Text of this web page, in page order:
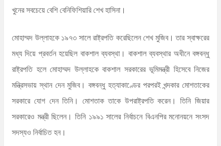
খুনের সবচেয়ে বেশি বেনিফিশিয়ারি শেখ হাসিনা।
মোহাম্মদ উল্লাহকে ১৯৭৩ সালে রাষ্ট্রপতি করেছিলেন শেখ মুজিব। তার স্বাক্ষরের
মধ্য দিয়ে প্রবর্তন হয়েছিল বাকশাল ব্যবস্থা। বাকশাল ব্যবস্থার অধীনে বঙ্গবন্ধু
রাষ্ট্রপতি হলে মোহাম্মদ উল্লাহকে বাকশাল সরকারের ভূমিমন্ত্রী হিসেবে নিজের
মন্ত্রিসভায় স্থান দেন মুজিব। বঙ্গবন্ধু হত্যাকাণ্ডের পরপরই খন্দকার মোশতাকের
সরকারে যোগ দেন তিনি। মোশতাক তাকে উপরাষ্ট্রপতি করেন। তিনি জিয়ার
সরকারেও মন্ত্রী ছিলেন। তিনি ১৯৯১ সালের নির্বাচনে বিএনপির মনোনয়নে সংসদ
সদস্যও নির্বাচিত হন।